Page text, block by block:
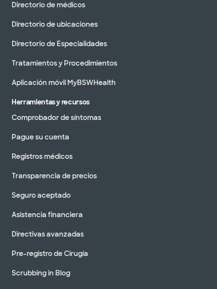
Directorio de médicos
Directorio de ubicaciones
Directorio de Especialidades
Tratamientos y Procedimientos
Aplicación móvil MyBSWHealth
Herramientas y recursos
Comprobador de síntomas
Pague su cuenta
Registros médicos
Transparencia de precios
Seguro aceptado
Asistencia financiera
Directivas avanzadas
Pre-registro de Cirugía
Scrubbing in Blog